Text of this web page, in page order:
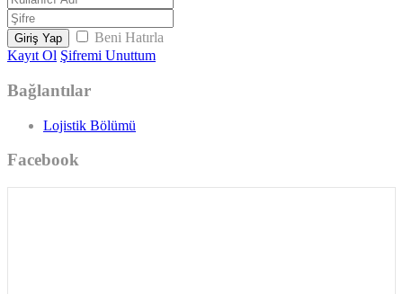
Giriş Yap
Beni Hatırla
Kayıt Ol Şifremi Unuttum
Bağlantılar
Lojistik Bölümü
Facebook